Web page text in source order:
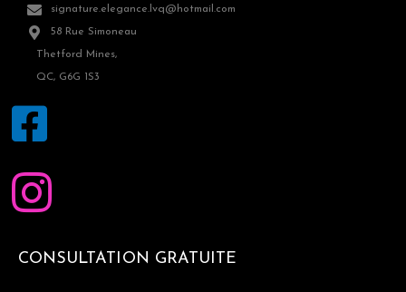
signature.elegance.lvq@hotmail.com
58 Rue Simoneau
Thetford Mines,
QC, G6G 1S3
CONSULTATION GRATUITE